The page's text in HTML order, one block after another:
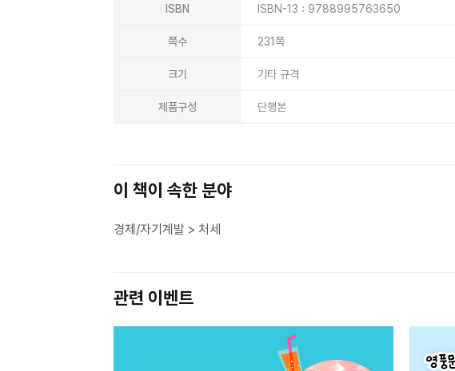
ISBN ISBN-13 : 9788995763650
쪽수 231쪽
크기 기타 규격
제품구성 단행본
이 책이 속한 분야
경제/자기계발 > 처세
관련 이벤트